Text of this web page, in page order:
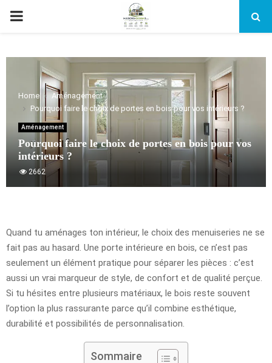
PRIMARY
Home
Aménagement
Pourquoi faire le choix de portes en bois pour vos intérieurs ?
Aménagement
Pourquoi faire le choix de portes en bois pour vos
intérieurs ?
2662
Quand tu aménages ton intérieur, le choix des menuiseries ne se
fait pas au hasard. Une porte intérieure en bois, ce n’est pas
seulement un élément pratique pour séparer les pièces : c’est
aussi un vrai marqueur de style, de confort et de qualité perçue.
Si tu hésites entre plusieurs matériaux, le bois reste souvent
l’option la plus rassurante parce qu’il combine esthétique,
durabilité et possibilités de personnalisation.
Sommaire